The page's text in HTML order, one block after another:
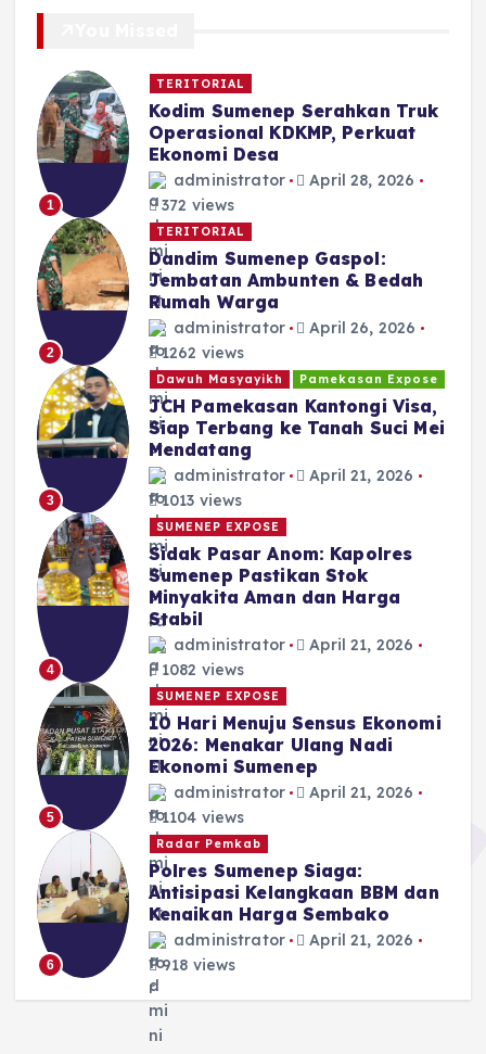
1
TERITORIAL
Kodim Sumenep Serahkan Truk
Operasional KDKMP, Perkuat
Ekonomi Desa
administrator
April 28, 2026
372 views
2
TERITORIAL
Dandim Sumenep Gaspol:
Jembatan Ambunten & Bedah
Rumah Warga
administrator
April 26, 2026
1262 views
3
Dawuh Masyayikh Pamekasan Expose
JCH Pamekasan Kantongi Visa,
Siap Terbang ke Tanah Suci Mei
Mendatang
administrator
April 21, 2026
1013 views
4
SUMENEP EXPOSE
Sidak Pasar Anom: Kapolres
Sumenep Pastikan Stok
Minyakita Aman dan Harga
Stabil
administrator
April 21, 2026
1082 views
5
SUMENEP EXPOSE
10 Hari Menuju Sensus Ekonomi
2026: Menakar Ulang Nadi
Ekonomi Sumenep
administrator
April 21, 2026
1104 views
6
Radar Pemkab
Polres Sumenep Siaga:
Antisipasi Kelangkaan BBM dan
Kenaikan Harga Sembako
administrator
April 21, 2026
918 views